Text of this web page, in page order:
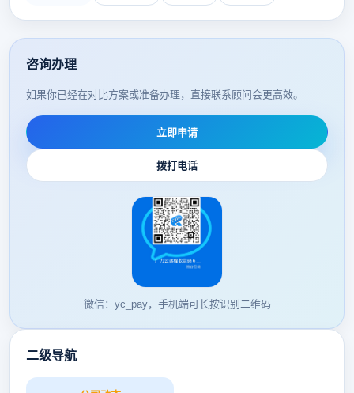
咨询办理
如果你已经在对比方案或准备办理，直接联系顾问会更高效。
立即申请
拨打电话
微信：yc_pay，手机端可长按识别二维码
二级导航